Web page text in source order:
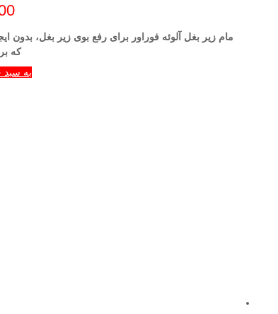
مام زیر بغل آلوئه فوراور برای رفع بوی زیر بغل، بدون
که
به سبد